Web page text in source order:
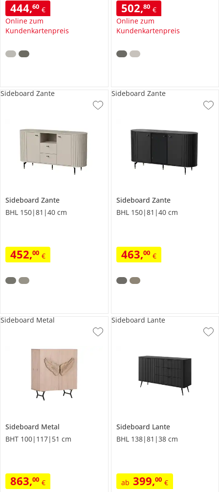
444,60 €
Online zum
Kundenkartenpreis
502,80 €
Online zum
Kundenkartenpreis
Sideboard Zante
BHL 150|81|40 cm
452,00 €
Sideboard Zante
Sideboard Zante
BHL 150|81|40 cm
463,00 €
Sideboard Zante
Sideboard Metal
BHT 100|117|51 cm
863,00 €
Sideboard Metal
Sideboard Lante
BHL 138|81|38 cm
ab 399,00 €
Sideboard Lante